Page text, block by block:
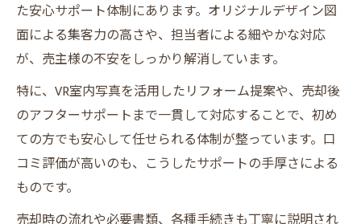
た安心サポート体制にあります。オリジナルデザイン図
面による集客力の高さや、担当者による細やかな対応
が、売主様の不安をしっかり解消しています。
特に、VR室内写真を活用したリフォーム提案や、売却後
のアフターサポートまで一貫して対応することで、初め
ての方でも安心して任せられる体制が整っています。口
コミ評価が高いのも、こうしたサポートの手厚さによる
ものです。